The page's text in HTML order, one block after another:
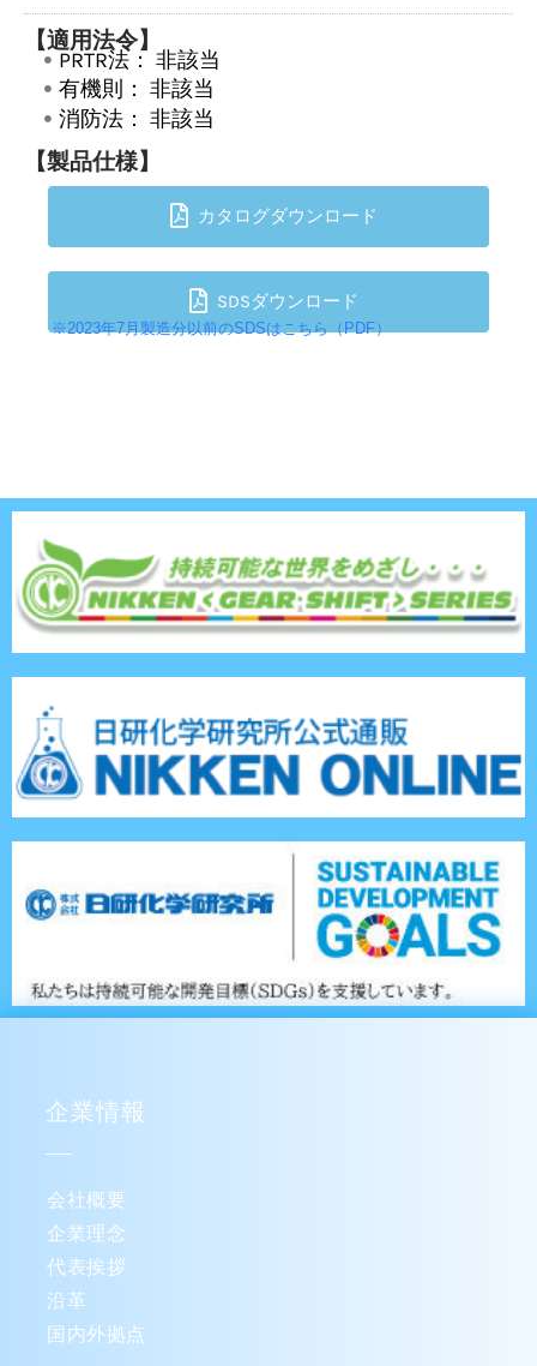
【適用法令】
PRTR法： 非該当
有機則： 非該当
消防法： 非該当
【製品仕様】
カタログダウンロード
SDSダウンロード
※2023年7月製造分以前のSDSはこちら（PDF）
企業情報
会社概要
企業理念
代表挨拶
沿革
国内外拠点